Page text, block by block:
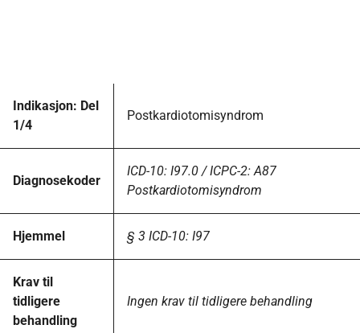
Indikasjon: Del
1/4
Postkardiotomisyndrom
Diagnosekoder
ICD-10: I97.0 / ICPC-2: A87
Postkardiotomisyndrom
Hjemmel § 3 ICD-10: I97
Krav til
tidligere
behandling
Ingen krav til tidligere behandling